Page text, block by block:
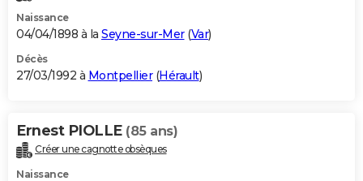
Naissance
04/04/1898 à la Seyne-sur-Mer(Var)
Décès
27/03/1992 à Montpellier(Hérault)
Ernest PIOLLE (85 ans)
Créer une cagnotte obsèques
Naissance